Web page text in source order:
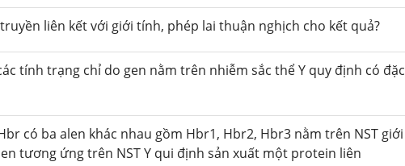
liên kết với giới tính, phép lai thuận nghịch cho kết quả?
tính trạng chỉ do gen nằm trên nhiễm sắc thể Y quy định có đặc
có ba alen khác nhau gồm Hbr1, Hbr2, Hbr3 nằm trên NST giới
tương ứng trên NST Y qui định sản xuất một protein liên